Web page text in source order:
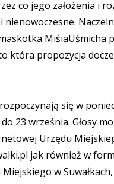
co jego założenia i
nienowoczesne.
MiśiaUśmicha
która propozycja
się w
23 września. Głosy
Urzędu
jak również w
w